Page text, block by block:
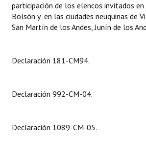
Ejecución Presupuestaria
Actas de Audiencias Públicas
Declaraciones
Resoluciones de Presidencia
participación de los elencos invitados
Bolsón y en las ciudades neuquinas de
San Martín de los Andes, Junín de los
Declaración 181-CM94.
Declaración 992-CM-04.
Declaración 1089-CM-05.